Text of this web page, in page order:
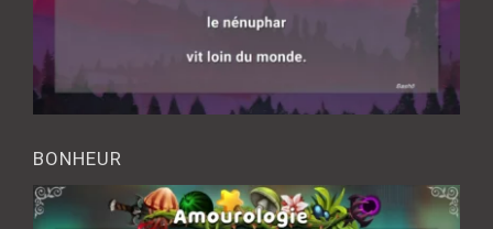
BONHEUR